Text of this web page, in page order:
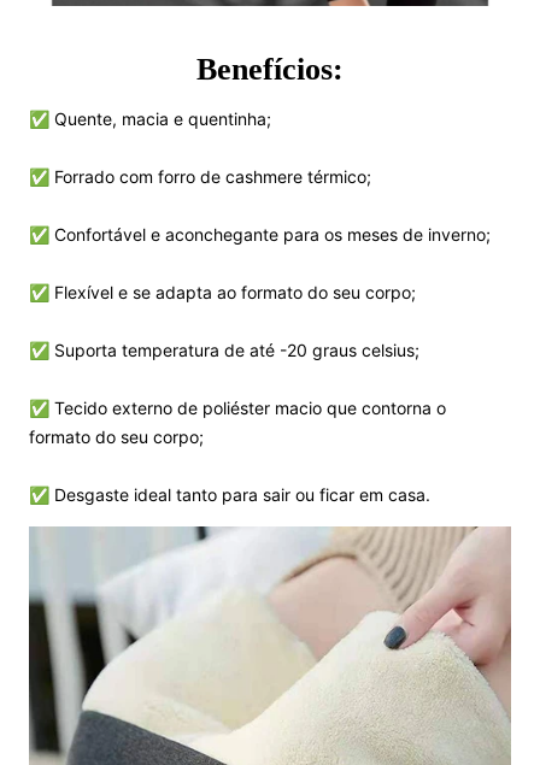
Benefícios:
✅ Quente, macia e quentinha;
✅ Forrado com forro de cashmere térmico;
✅ Confortável e aconchegante para os meses de inverno;
✅ Flexível e se adapta ao formato do seu corpo;
✅ Suporta temperatura de até -20 graus celsius;
✅ Tecido externo de poliéster macio que contorna o
formato do seu corpo;
✅ Desgaste ideal tanto para sair ou ficar em casa.